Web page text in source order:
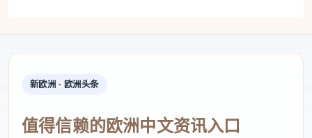
新欧洲 · 欧洲头条
值得信赖的欧洲中文资讯入口